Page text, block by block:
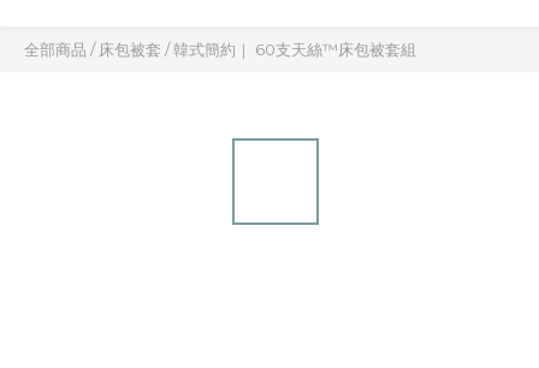
全部商品 / 床包被套 /韓式簡約｜ 60支天絲™床包被套組